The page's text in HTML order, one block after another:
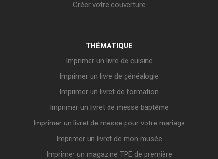
Créer votre couverture
THÉMATIQUE
Imprimer un livre de cuisine
Imprimer un livre de généalogie
Imprimer un livret de formation
Imprimer un livret de messe baptême
Imprimer un livret de messe pour votre mariage
Imprimer un livret de mon musée
Imprimer un magazine TPE de première